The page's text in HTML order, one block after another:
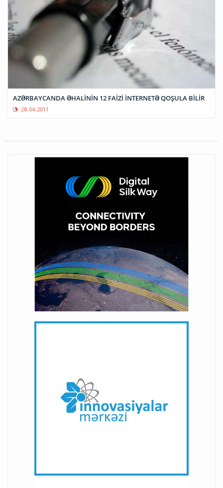
AZƏRBAYCANDA ƏHALİNİN 12 FAİZİ İNTERNETƏ QOŞULA BİLİR
28-04-2011